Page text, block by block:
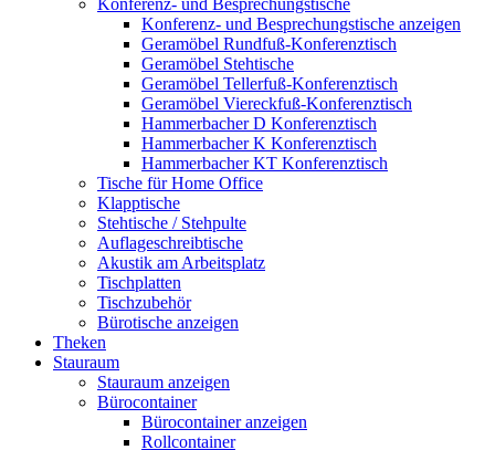
Konferenz- und Besprechungstische
Konferenz- und Besprechungstische anzeigen
Geramöbel Rundfuß-Konferenztisch
Geramöbel Stehtische
Geramöbel Tellerfuß-Konferenztisch
Geramöbel Viereckfuß-Konferenztisch
Hammerbacher D Konferenztisch
Hammerbacher K Konferenztisch
Hammerbacher KT Konferenztisch
Tische für Home Office
Klapptische
Stehtische / Stehpulte
Auflageschreibtische
Akustik am Arbeitsplatz
Tischplatten
Tischzubehör
Bürotische anzeigen
Theken
Stauraum
Stauraum anzeigen
Bürocontainer
Bürocontainer anzeigen
Rollcontainer